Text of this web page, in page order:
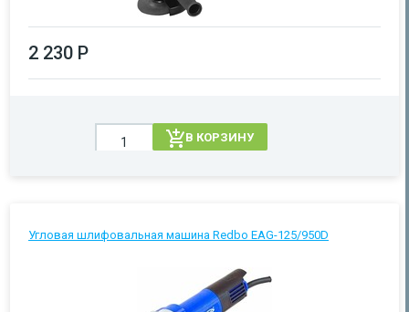
2 230 Р
В КОРЗИНУ
Угловая шлифовальная машина Redbo EAG-125/950D